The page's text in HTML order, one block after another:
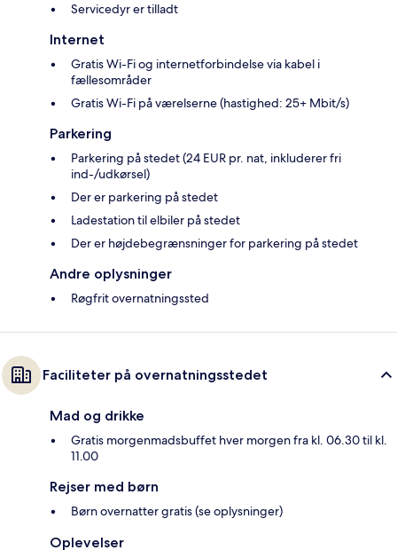
Servicedyr er tilladt
Internet
Gratis Wi-Fi og internetforbindelse via kabel i
fællesområder
Gratis Wi-Fi på værelserne (hastighed: 25+ Mbit/s)
Parkering
Parkering på stedet (24 EUR pr. nat, inkluderer fri
ind-/udkørsel)
Der er parkering på stedet
Ladestation til elbiler på stedet
Der er højdebegrænsninger for parkering på stedet
Andre oplysninger
Røgfrit overnatningssted
Faciliteter på overnatningsstedet
Mad og drikke
Gratis morgenmadsbuffet hver morgen fra kl. 06.30 til kl.
11.00
Rejser med børn
Børn overnatter gratis (se oplysninger)
Oplevelser